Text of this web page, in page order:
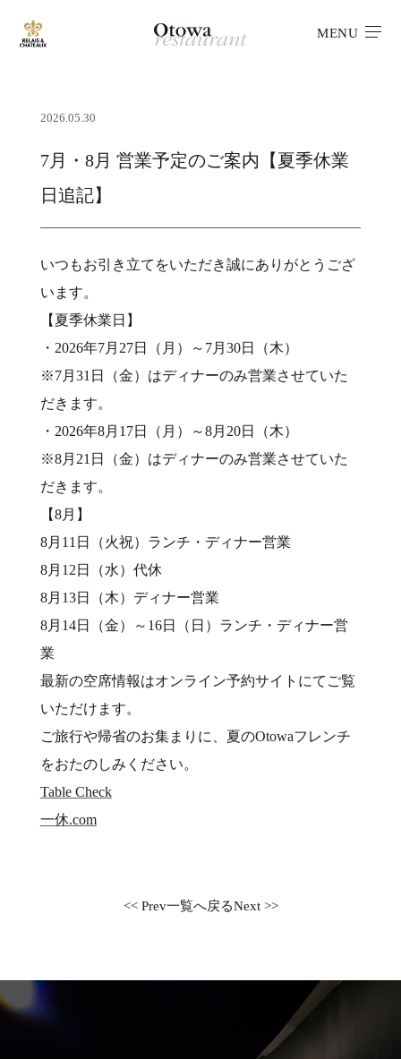
MENU
2026.05.30
7月・8月 営業予定のご案内【夏季休業
日追記】
いつもお引き立てをいただき誠にありがとうござ
います。
【夏季休業日】
・2026年7月27日（月）～7月30日（木）
※7月31日（金）はディナーのみ営業させていた
だきます。
・2026年8月17日（月）～8月20日（木）
※8月21日（金）はディナーのみ営業させていた
だきます。
【8月】
8月11日（火祝）ランチ・ディナー営業
8月12日（水）代休
8月13日（木）ディナー営業
8月14日（金）～16日（日）ランチ・ディナー営
業
最新の空席情報はオンライン予約サイトにてご覧
いただけます。
ご旅行や帰省のお集まりに、夏のOtowaフレンチ
をおたのしみください。
Table Check
一休.com
<< Prev一覧へ戻るNext >>